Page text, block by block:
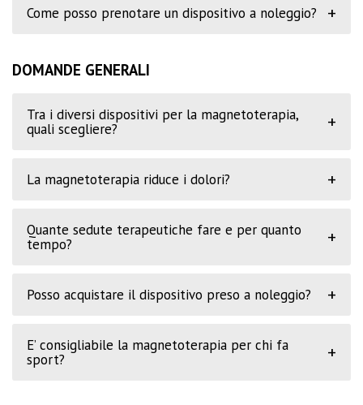
Come posso prenotare un dispositivo a noleggio? +
DOMANDE GENERALI
Tra i diversi dispositivi per la magnetoterapia,
quali scegliere?
+
La magnetoterapia riduce i dolori? +
Quante sedute terapeutiche fare e per quanto
tempo?
+
Posso acquistare il dispositivo preso a noleggio? +
E’ consigliabile la magnetoterapia per chi fa
sport?
+